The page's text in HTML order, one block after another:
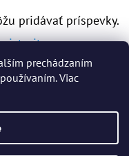
prechádzaním
Viac
pridávať príspevky.
.